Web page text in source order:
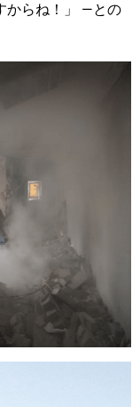
からね！」 —との